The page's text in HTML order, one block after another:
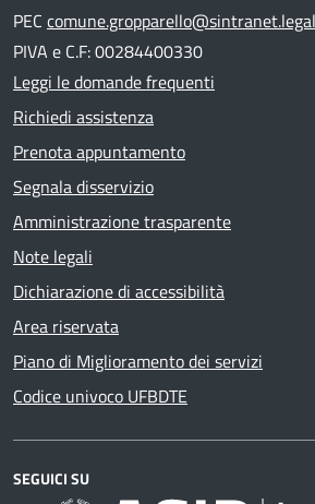
PEC
PIVA e C.F: 00284400330
Leggi le domande frequenti
Richiedi assistenza
Prenota appuntamento
Segnala disservizio
Amministrazione trasparente
Note legali
Dichiarazione di accessibilità
Area riservata
Piano di Miglioramento dei servizi
Codice univoco UFBDTE
SEGUICI SU